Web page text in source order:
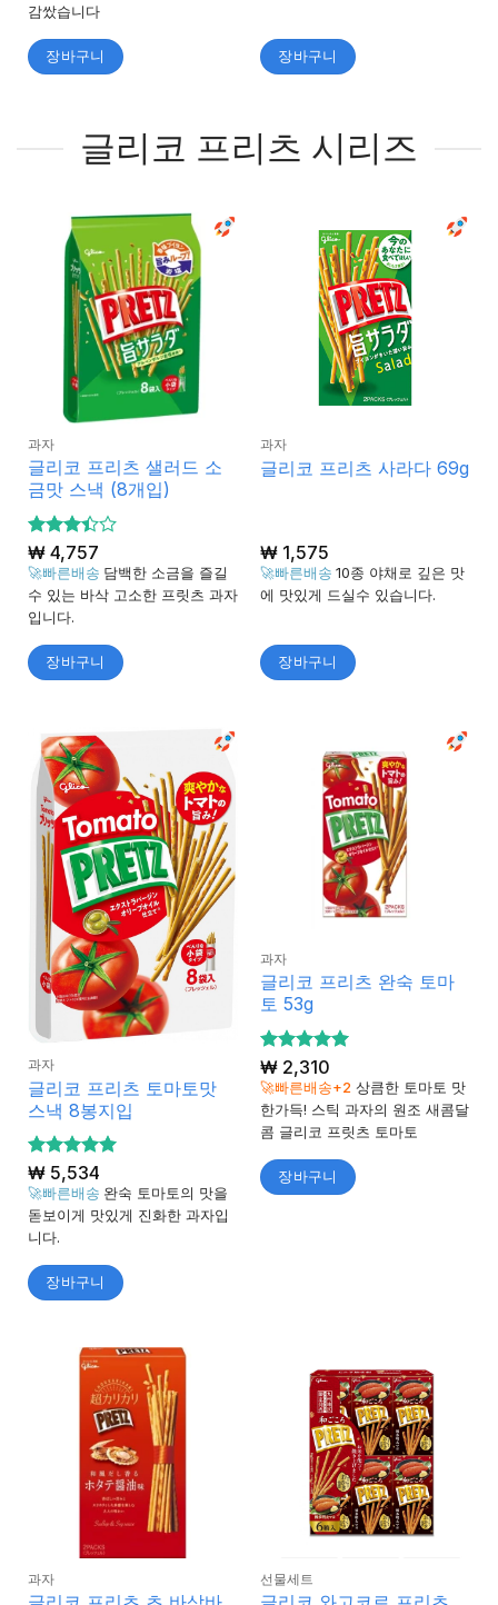
감쌌습니다
장바구니 장바구니
글리코 프리츠 시리즈
과자
글리코 프리츠 샐러드 소
금맛 스낵 (8개입)
5 중에
서3.4
로 평
가됨
₩4,757
🚀빠른배송 담백한 소금을 즐길
수 있는 바삭 고소한 프릿츠 과자
입니다.
장바구니
과자
글리코 프리츠 사라다 69g
₩1,575
🚀빠른배송 10종 야채로 깊은 맛
에 맛있게 드실수 있습니다.
장바구니
과자
글리코 프리츠 토마토맛
스낵 8봉지입
5 중에서
5로 평가
됨
₩5,534
🚀빠른배송 완숙 토마토의 맛을
돋보이게 맛있게 진화한 과자입
니다.
장바구니
과자
글리코 프리츠 완숙 토마
토 53g
5 중에서
5로 평가
됨
₩2,310
🚀빠른배송+2상큼한 토마토 맛
한가득! 스틱 과자의 원조 새콤달
콤 글리코 프릿츠 토마토
장바구니
과자 선물세트